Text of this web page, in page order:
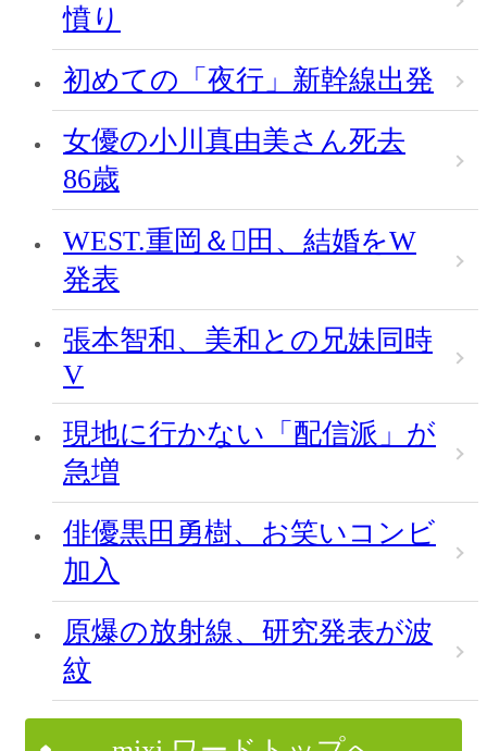
憤り
初めての「夜行」新幹線出発
女優の小川真由美さん死去
86歳
WEST.重岡＆田、結婚をW
発表
張本智和、美和との兄妹同時
V
現地に行かない「配信派」が
急増
俳優黒田勇樹、お笑いコンビ
加入
原爆の放射線、研究発表が波
紋